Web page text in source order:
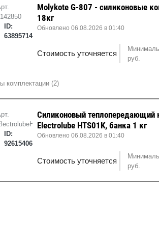
ID:
63895714
Molykote G-807 - силиконовые
18кг
Обновлено 06.08.2026 в 01:40
Стоимость уточняется
руб.
комплектации (2)
ID:
92615406
Силиконовый теплопередающий
Electrolube HTS01K, банка 1 кг
Обновлено 06.08.2026 в 01:40
Стоимость уточняется
руб.